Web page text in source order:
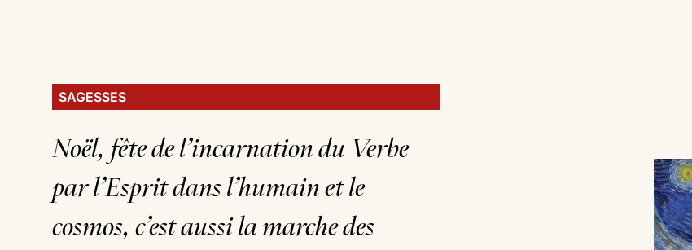
SAGESSES
Noël, fête de l’incarnation du Verbe
par l’Esprit dans l’humain et le
cosmos, c’est aussi la marche des